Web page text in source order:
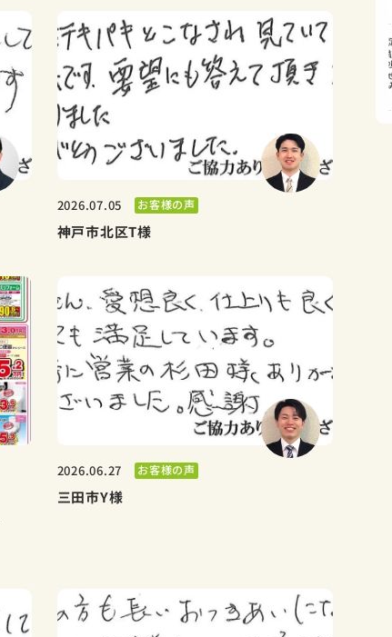
2026.07.05 お客様の声
神戸市北区T様
2026.06.27 お客様の声
三田市Y様